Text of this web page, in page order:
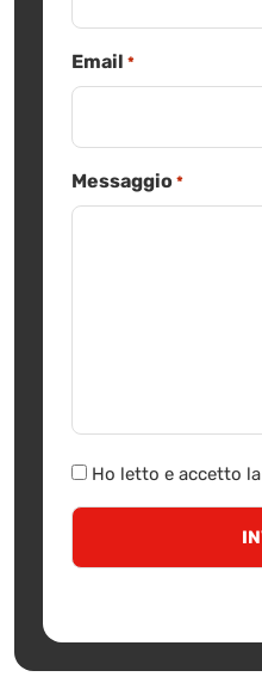
Email *
Messaggio *
Consenso
*
Ho letto e accetto la